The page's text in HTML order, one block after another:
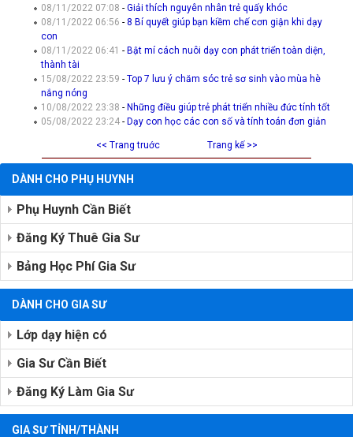
08/11/2022 07:08-Giải thích nguyên nhân trẻ quấy khóc
08/11/2022 06:56-8 Bí quyết giúp bạn kiềm chế cơn giận khi dạy
con
08/11/2022 06:41-Bật mí cách nuôi dạy con phát triển toàn diện,
thành tài
15/08/2022 23:59-Top 7 lưu ý chăm sóc trẻ sơ sinh vào mùa hè
nắng nóng
10/08/2022 23:38-Những điều giúp trẻ phát triển nhiều đức tính tốt
05/08/2022 23:24-Dạy con học các con số và tính toán đơn giản
<< Trang truớc Trang kế >>
DÀNH CHO PHỤ HUYNH
Phụ Huynh Cần Biết
Đăng Ký Thuê Gia Sư
Bảng Học Phí Gia Sư
DÀNH CHO GIA SƯ
Lớp dạy hiện có
Gia Sư Cần Biết
Đăng Ký Làm Gia Sư
GIA SƯ TỈNH/THÀNH